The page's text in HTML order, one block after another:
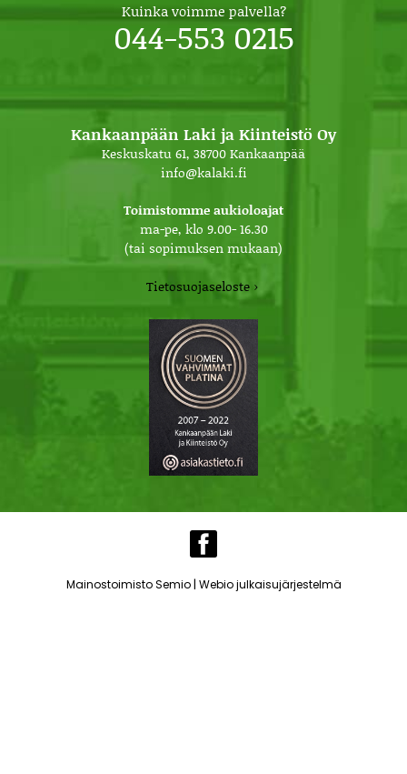
Kuinka voimme palvella?
044-553 0215
Kankaanpään Laki ja Kiinteistö Oy
Keskuskatu 61, 38700 Kankaanpää
info@kalaki.fi
Toimistomme aukioloajat
ma-pe, klo 9.00- 16.30
(tai sopimuksen mukaan)
Tietosuojaseloste ›
Mainostoimisto Semio| Webio julkaisujärjestelmä